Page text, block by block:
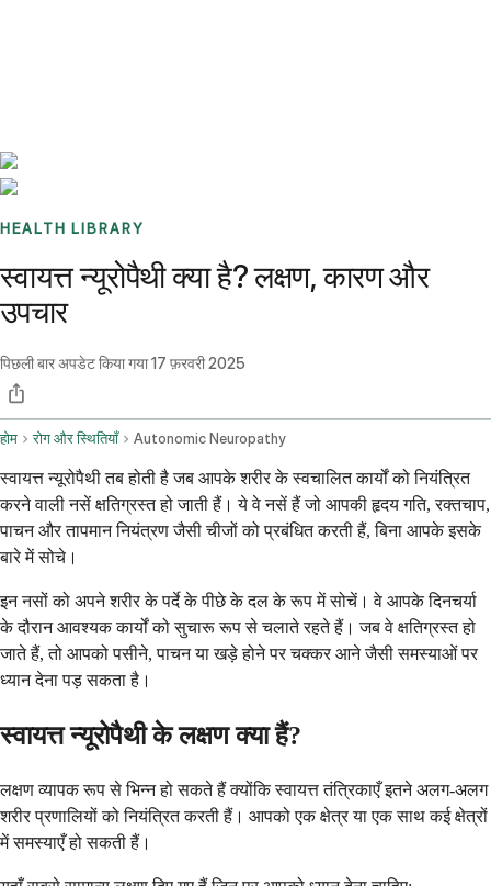
HEALTH LIBRARY
स्वायत्त न्यूरोपैथी क्या है? लक्षण, कारण और
उपचार
पिछली बार अपडेट किया गया17 फ़रवरी 2025
होम रोग और स्थितियाँ Autonomic Neuropathy
स्वायत्त न्यूरोपैथी तब होती है जब आपके शरीर के स्वचालित कार्यों को नियंत्रित
करने वाली नसें क्षतिग्रस्त हो जाती हैं। ये वे नसें हैं जो आपकी हृदय गति, रक्तचाप,
पाचन और तापमान नियंत्रण जैसी चीजों को प्रबंधित करती हैं, बिना आपके इसके
बारे में सोचे।
इन नसों को अपने शरीर के पर्दे के पीछे के दल के रूप में सोचें। वे आपके दिनचर्या
के दौरान आवश्यक कार्यों को सुचारू रूप से चलाते रहते हैं। जब वे क्षतिग्रस्त हो
जाते हैं, तो आपको पसीने, पाचन या खड़े होने पर चक्कर आने जैसी समस्याओं पर
ध्यान देना पड़ सकता है।
स्वायत्त न्यूरोपैथी के लक्षण क्या हैं?
लक्षण व्यापक रूप से भिन्न हो सकते हैं क्योंकि स्वायत्त तंत्रिकाएँ इतने अलग-अलग
शरीर प्रणालियों को नियंत्रित करती हैं। आपको एक क्षेत्र या एक साथ कई क्षेत्रों
में समस्याएँ हो सकती हैं।